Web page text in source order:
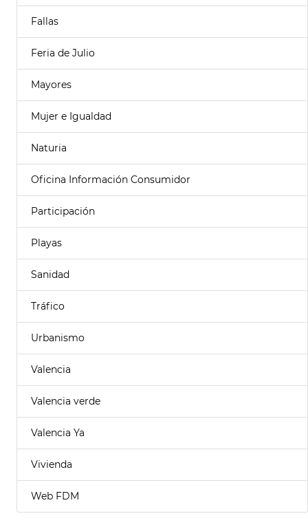
Fallas
Feria de Julio
Mayores
Mujer e Igualdad
Naturia
Oficina Información Consumidor
Participación
Playas
Sanidad
Tráfico
Urbanismo
Valencia
Valencia verde
Valencia Ya
Vivienda
Web FDM